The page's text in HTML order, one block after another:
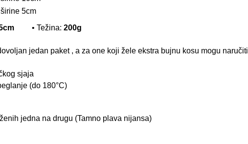
5cm
• Težina: 200g
jedan paket , a za one koji žele ekstra bujnu kosu mogu naručiti
sjaja
(do 180°C)
jedna na drugu (Tamno plava nijansa)